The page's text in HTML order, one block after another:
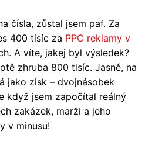
čísla, zůstal jsem paf. Za
400 tisíc za PPC reklamy v
A víte, jakej byl výsledek?
zhruba 800 tisíc. Jasně, na
jako zisk – dvojnásobek
když jsem započítal reálný
zakázek, marži a jeho
v minusu!